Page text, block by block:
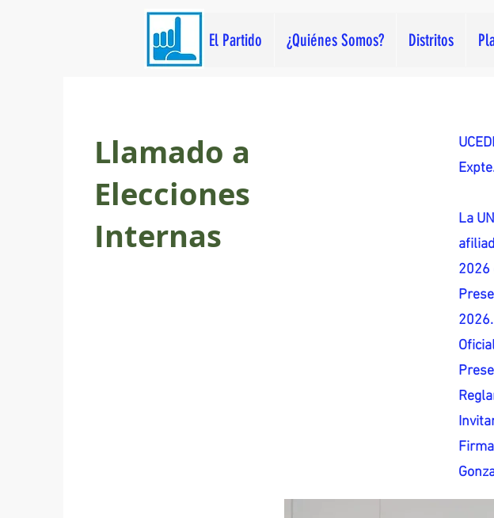
El Partido ¿Quiénes Somos? Distritos
Llamado a
Elecciones
Internas
La
2026
2026.